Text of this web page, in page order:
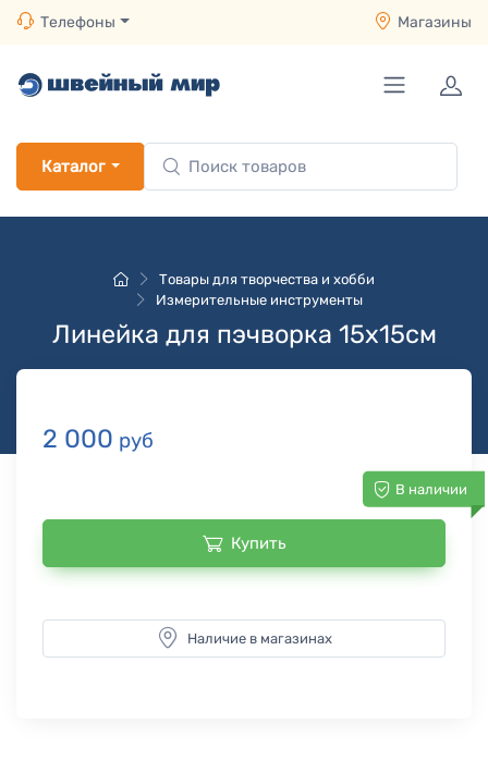
Телефоны Магазины
Каталог
Товары для творчества и хобби
Измерительные инструменты
Линейка для пэчворка 15х15см
2 000 руб
В наличии
Купить
Наличие в магазинах